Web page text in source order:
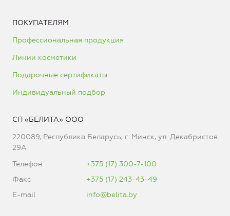
ПОКУПАТЕЛЯМ
Профессиональная продукция
Линии косметики
Подарочные сертификаты
Индивидуальный подбор
СП «БЕЛИТА» ООО
220089, Республика Беларусь, г. Минск, ул. Декабристов
29А
Телефон
+375 (17) 300-7-100
Факс
+375 (17) 243-43-49
E-mail
info@belita.by